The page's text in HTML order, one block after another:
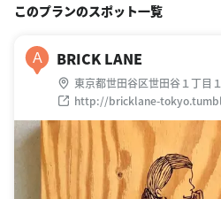
このプランのスポット一覧
A BRICK LANE
東京都世田谷区世田谷１丁目
http://bricklane-